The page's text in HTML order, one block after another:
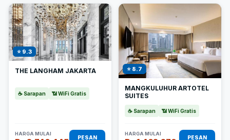
⭐ 9.3
THE LANGHAM JAKARTA
☕ Sarapan 📶 WiFi Gratis
HARGA MULAI
PESAN
⭐ 8.7
MANGKULUHUR ARTOTEL
SUITES
☕ Sarapan 📶 WiFi Gratis
HARGA MULAI
PESAN